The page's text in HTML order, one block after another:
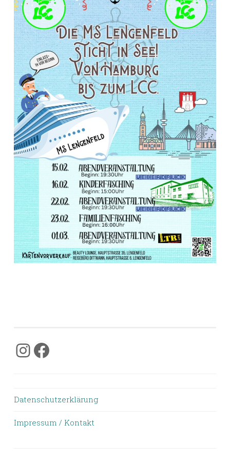
Instagram
Facebook
Datenschutzerklärung
Impressum / Kontakt